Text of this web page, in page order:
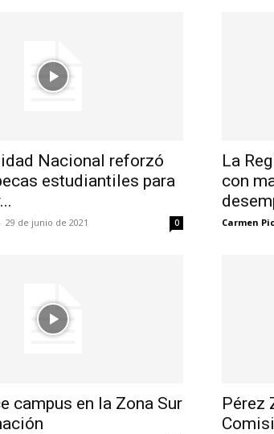
Nacional reforzó
estudiantiles para
- 29 de junio de 2021 0
La
con
Carmen
campus en la Zona Sur
Pérez